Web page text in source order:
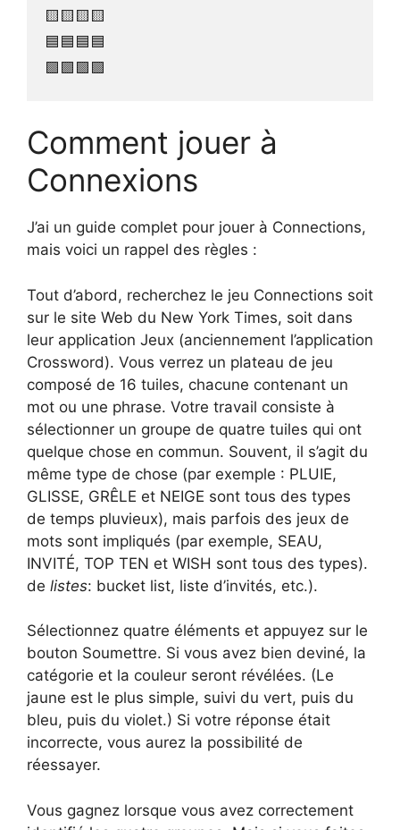
🟨🟨🟨🟨
🟦🟦🟦🟦
🟪🟪🟪🟪
Comment jouer à
Connexions
J’ai un guide complet pour jouer à Connections,
mais voici un rappel des règles :
Tout d’abord, recherchez le jeu Connections soit
sur le site Web du New York Times, soit dans
leur application Jeux (anciennement l’application
Crossword). Vous verrez un plateau de jeu
composé de 16 tuiles, chacune contenant un
mot ou une phrase. Votre travail consiste à
sélectionner un groupe de quatre tuiles qui ont
quelque chose en commun. Souvent, il s’agit du
même type de chose (par exemple : PLUIE,
GLISSE, GRÊLE et NEIGE sont tous des types
de temps pluvieux), mais parfois des jeux de
mots sont impliqués (par exemple, SEAU,
INVITÉ, TOP TEN et WISH sont tous des types).
de listes: bucket list, liste d’invités, etc.).
Sélectionnez quatre éléments et appuyez sur le
bouton Soumettre. Si vous avez bien deviné, la
catégorie et la couleur seront révélées. (Le
jaune est le plus simple, suivi du vert, puis du
bleu, puis du violet.) Si votre réponse était
incorrecte, vous aurez la possibilité de
réessayer.
Vous gagnez lorsque vous avez correctement